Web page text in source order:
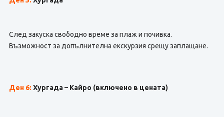
След закуска свободно време за плаж и почивка.
Възможност за допълнителна екскурзия срещу заплащане.
Ден 6: Хургада – Кайро (включено в цената)